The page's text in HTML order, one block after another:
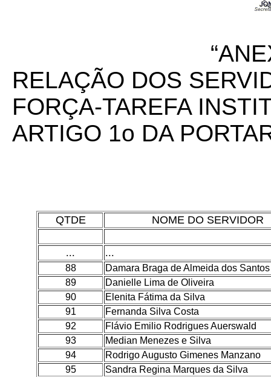
RELAÇÃO DOS
FORÇA-TAREFA
ARTIGO 1o DA
QTDE NOME DO SERVIDOR
... ...
88
Damara Braga de Almeida dos Santos
89
Danielle Lima de Oliveira
90
Elenita Fátima da Silva
91
Fernanda Silva Costa
92
Flávio Emilio Rodrigues Auerswald
93
Median Menezes e Silva
94
Rodrigo Augusto Gimenes Manzano
95
Sandra Regina Marques da Silva